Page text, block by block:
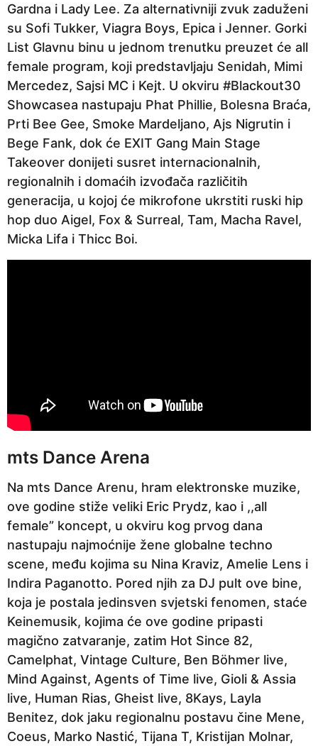
Gardna i Lady Lee. Za alternativniji zvuk zaduženi
su Sofi Tukker, Viagra Boys, Epica i Jenner. Gorki
List Glavnu binu u jednom trenutku preuzet će all
female program, koji predstavljaju Senidah, Mimi
Mercedez, Sajsi MC i Kejt. U okviru #Blackout30
Showcasea nastupaju Phat Phillie, Bolesna Braća,
Prti Bee Gee, Smoke Mardeljano, Ajs Nigrutin i
Bege Fank, dok će EXIT Gang Main Stage
Takeover donijeti susret internacionalnih,
regionalnih i domaćih izvođača različitih
generacija, u kojoj će mikrofone ukrstiti ruski hip
hop duo Aigel, Fox & Surreal, Tam, Macha Ravel,
Micka Lifa i Thicc Boi.
mts Dance Arena
Na mts Dance Arenu, hram elektronske muzike,
ove godine stiže veliki Eric Prydz, kao i ,,all
female” koncept, u okviru kog prvog dana
nastupaju najmoćnije žene globalne techno
scene, među kojima su Nina Kraviz, Amelie Lens i
Indira Paganotto. Pored njih za DJ pult ove bine,
koja je postala jedinsven svjetski fenomen, staće
Keinemusik, kojima će ove godine pripasti
magično zatvaranje, zatim Hot Since 82,
Camelphat, Vintage Culture, Ben Böhmer live,
Mind Against, Agents of Time live, Gioli & Assia
live, Human Rias, Gheist live, 8Kays, Layla
Benitez, dok jaku regionalnu postavu čine Mene,
Coeus, Marko Nastić, Tijana T, Kristijan Molnar,